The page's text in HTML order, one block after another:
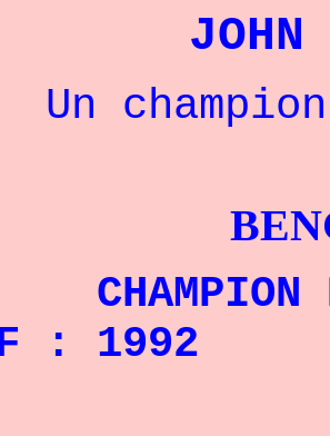
JOHN
DU
: 1992